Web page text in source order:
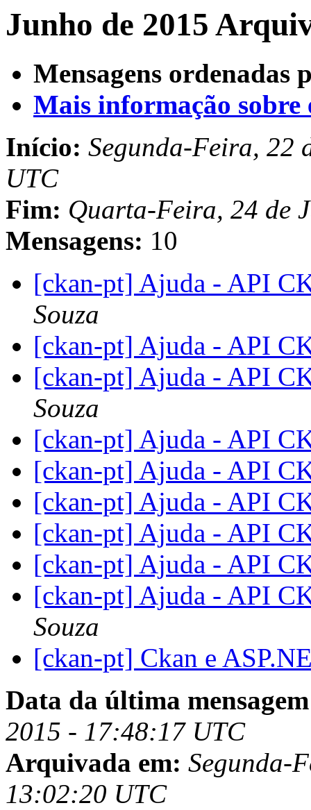
Junho de 2015
Mensagens ordenadas
Mais informação sobre
Início: Segunda-Feira, 22
UTC
Fim: Quarta-Feira, 24 de
Mensagens: 10
[ckan-pt] Ajuda - API
Souza
[ckan-pt] Ajuda - API
[ckan-pt] Ajuda - API
Souza
[ckan-pt] Ajuda - API
[ckan-pt] Ajuda - API
[ckan-pt] Ajuda - API
[ckan-pt] Ajuda - API
[ckan-pt] Ajuda - API
[ckan-pt] Ajuda - API
Souza
[ckan-pt] Ckan e
Data da última
2015 - 17:48:17 UTC
Arquivada em: Segunda-
13:02:20 UTC